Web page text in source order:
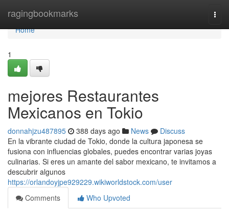
ragingbookmarks
Home
Home
1
mejores Restaurantes
Mexicanos en Tokio
donnahjzu487895 388 days ago News
Discuss
En la vibrante ciudad de Tokio, donde la cultura japonesa se
fusiona con influencias globales, puedes encontrar varias joyas
culinarias. Si eres un amante del sabor mexicano, te invitamos a
descubrir algunos
https://orlandoyjpe929229.wikiworldstock.com/user
Comments
Who Upvoted